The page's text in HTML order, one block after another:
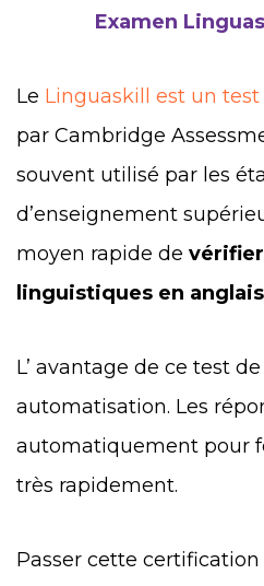
Examen
Le Linguaskill est un
par Cambridge
souvent utilisé par les
d’enseignement
moyen rapide de
linguistiques en anglais
L’ avantage de ce test
automatisation. Les
automatiquement pour
très rapidement.
Passer cette